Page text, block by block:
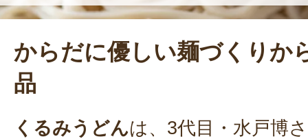
からだに優しい麺づくりか
品
くるみうどんは、3代目・水戸博